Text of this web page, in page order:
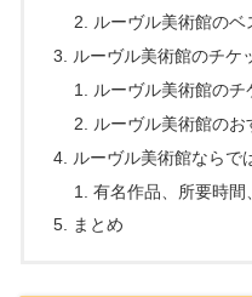
ルーヴル美術館のベ
ルーヴル美術館のチケ
ルーヴル美術館の
ルーヴル美術館の
ルーヴル美術館ならで
有名作品、所要時
まとめ